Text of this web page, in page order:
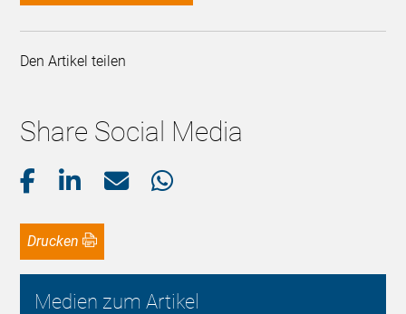
Den Artikel teilen
Share Social Media
Drucken
Medien zum Artikel